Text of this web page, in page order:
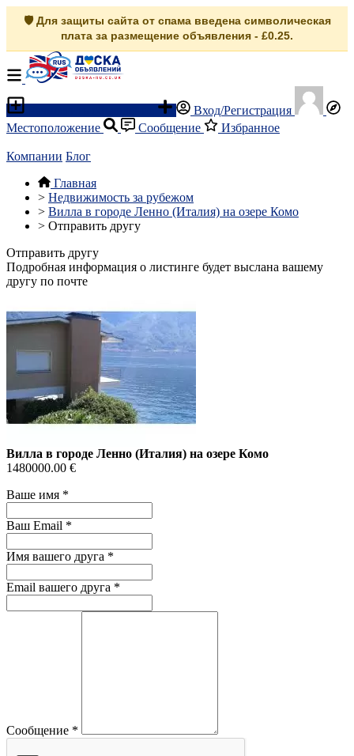
🛡️ Для защиты сайта от спама введена символическая
плата за размещение объявления - £0.25.
Вход/Регистрация
Местоположение
Сообщение Избранное
Компании Блог
Главная
> Недвижимость за рубежом
> Вилла в городе Ленно (Италия) на озере Комо
> Отправить другу
Отправить другу
Подробная информация о листинге будет выслана вашему
другу по почте
Вилла в городе Ленно (Италия) на озере Комо
1480000.00 €
Ваше имя *
Ваш Email *
Имя вашего друга *
Email вашего друга *
Сообщение *